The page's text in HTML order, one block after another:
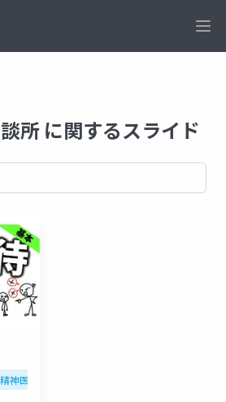
所 に関するスライド
精神医学